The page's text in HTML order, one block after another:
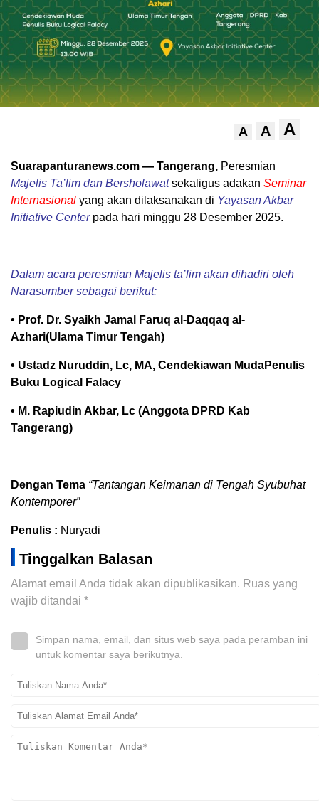
A A A
Suarapanturanews.com — Tangerang, Peresmian
Majelis Ta’lim dan Bersholawatsekaligus adakan Seminar
Internasional yang akan dilaksanakan di Yayasan Akbar
Initiative Centerpada hari minggu 28 Desember 2025.
Dalam acara peresmian Majelis ta’lim akan dihadiri oleh
Narasumber sebagai berikut:
• Prof. Dr. Syaikh Jamal Faruq al-Daqqaq al-
Azhari(Ulama Timur Tengah)
• Ustadz Nuruddin, Lc, MA, Cendekiawan MudaPenulis
Buku Logical Falacy
• M. Rapiudin Akbar, Lc (Anggota DPRD Kab
Tangerang)
Dengan Tema “Tantangan Keimanan di Tengah Syubuhat
Kontemporer”
Penulis : Nuryadi
Tinggalkan Balasan
Alamat email Anda tidak akan dipublikasikan. Ruas yang
wajib ditandai *
Simpan nama, email, dan situs web saya pada peramban ini
untuk komentar saya berikutnya.